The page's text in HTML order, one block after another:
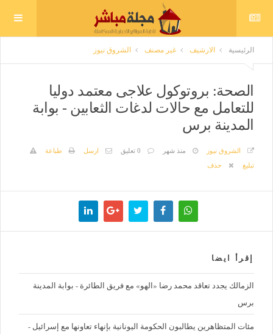
الرئيسية الارشيف غير مصنف الشروق نيوز
الصحة: بروتوكول علاجى معتمد دوليا
للتعامل مع حالات لدغات الثعابين - بوابة
المدينة برس
الشروق نيوز منذ شهر 0 تعليق ارسل
طباعة
تبليغ
حذف
إقرأ ايضا
الزمالك يجدد تعاقد محمد رضا «الهو» مع فريق الطائرة - بوابة المدينة
برس
مئات المتظاهرين يطالبون الحكومة اليونانية بإنهاء تعاونها مع إسرائيل -